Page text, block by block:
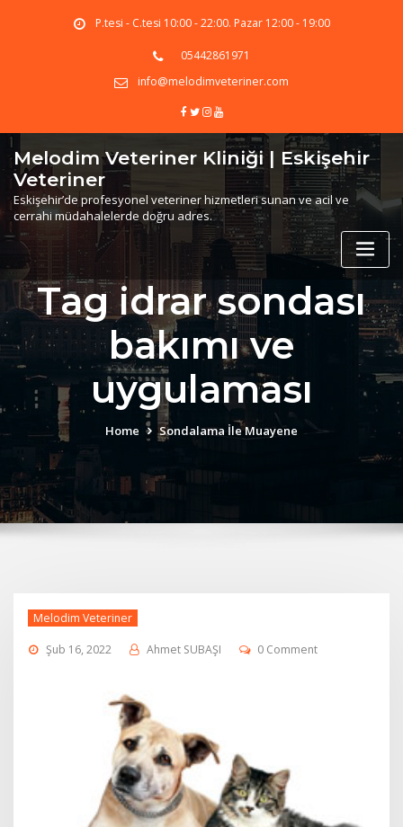
P.tesi - C.tesi 10:00 - 22:00. Pazar 12:00 - 19:00
05442861971
info@melodimveteriner.com
Melodim Veteriner Kliniği | Eskişehir
Veteriner
Eskişehir’de profesyonel veteriner hizmetleri sunan ve acil ve
cerrahi müdahalelerde doğru adres.
Tag idrar sondası
bakımı ve
uygulaması
Home Sondalama İle Muayene
Melodim Veteriner
Şub 16, 2022 Ahmet SUBAŞI 0 Comment